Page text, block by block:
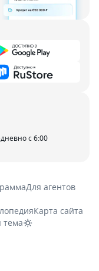
с 6:00
Для агентов
Карта сайта
тема